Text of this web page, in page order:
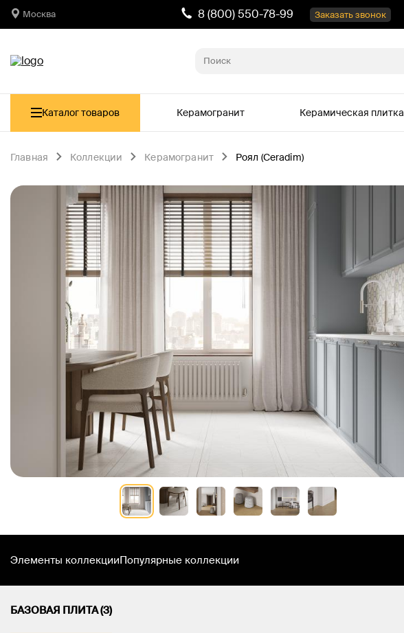
Москва 8 (800) 550-78-99 Заказать звонок
Каталог товаров Керамогранит Керамическая плитка
Главная Коллекции Керамогранит Роял (Ceradim)
Элементы коллекцииПопулярные коллекции
БАЗОВАЯ ПЛИТА (3)